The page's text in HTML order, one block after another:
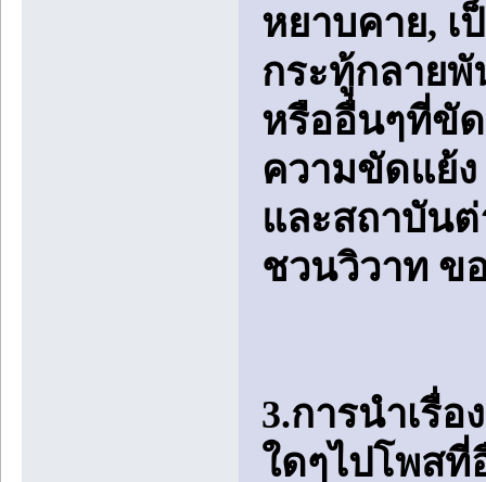
หยาบคาย, เ
กระทู้กลายพั
หรืออื่นๆที่ขั
ความขัดแย้ง
และสถาบัน
ชวนวิวาท ข
3.การนำเรื่
ใดๆไปโพสที่